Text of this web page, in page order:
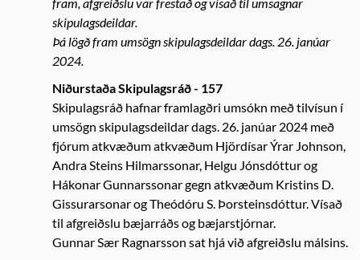
skipulagsdeildar.
Þá lögð fram umsögn skipulagsdeildar dags. 26. janúar
2024.
Niðurstaða Skipulagsráð - 157
Skipulagsráð hafnar framlagðri umsókn með tilvísun í
umsögn skipulagsdeildar dags. 26. janúar 2024 með
fjórum atkvæðum atkvæðum Hjördísar Ýrar Johnson,
Andra Steins Hilmarssonar, Helgu Jónsdóttur og
Hákonar Gunnarssonar gegn atkvæðum Kristins D.
Gissurarsonar og Theódóru S. Þorsteinsdóttur. Vísað
til afgreiðslu bæjarráðs og bæjarstjórnar.
Gunnar Sær Ragnarsson sat hjá við afgreiðslu málsins.